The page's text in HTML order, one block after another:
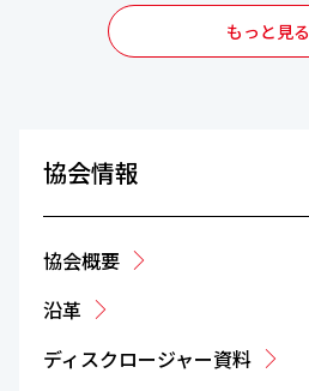
もっと見る
協会情報
協会概要
沿革
ディスクロージャー資料